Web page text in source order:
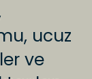
ucuz
ve